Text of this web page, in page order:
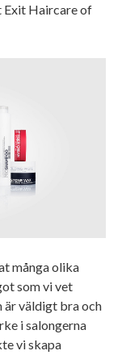
Exit Haircare of
många olika
som vi vet
är väldigt bra och
i salongerna
vi skapa